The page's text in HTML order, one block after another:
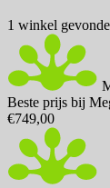
1 winkel
Beste prijs bij
€749,00